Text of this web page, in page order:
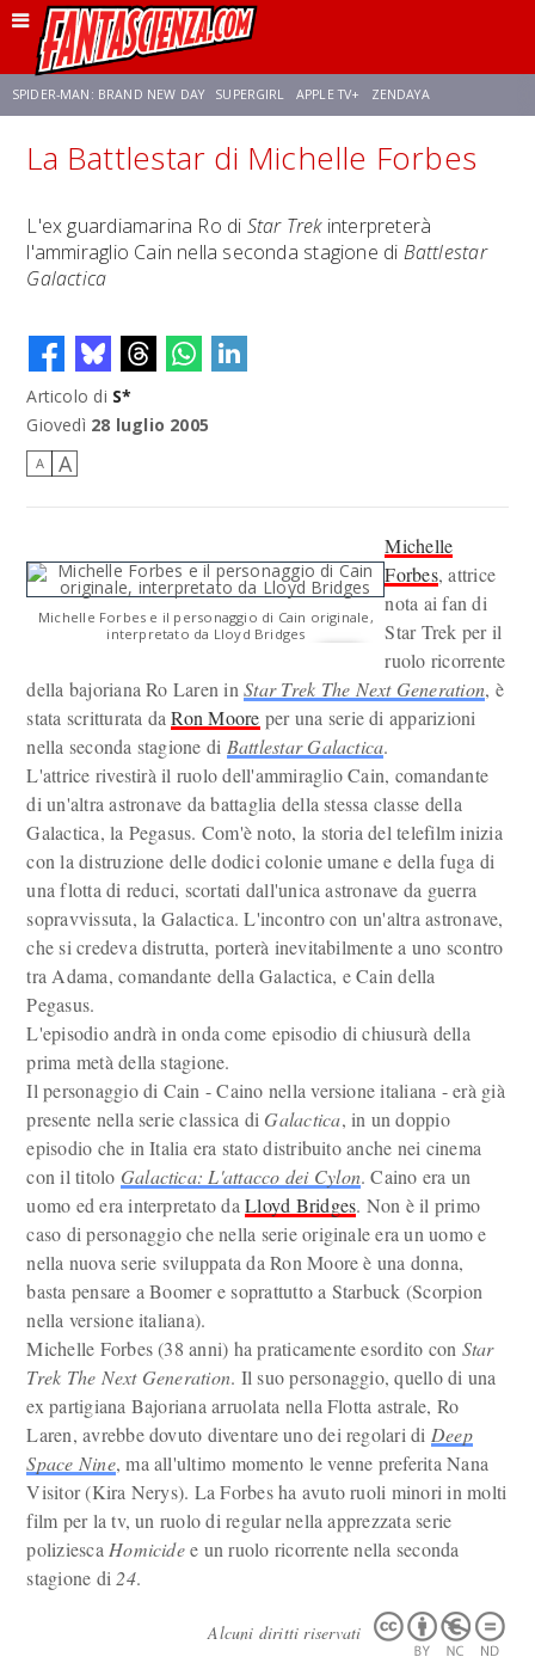
SPIDER-MAN: BRAND NEW DAY SUPERGIRL APPLE TV+ ZENDAYA
FRANCO RICCIARDIELLO AVENGERS: DOOMSDAY STAR TREK NETFLIX
SADIE SINK STAR TREK: STRANGE NEW WORLDS
La Battlestar di Michelle Forbes
L'ex guardiamarina Ro di Star Trekinterpreterà
l'ammiraglio Cain nella seconda stagione di Battlestar
Galactica
Articolo di S*
Giovedì 28 luglio 2005
A A
Michelle Forbes e il personaggio di Cain originale,
interpretato da Lloyd Bridges
Michelle
Forbes, attrice
nota ai fan di
Star Trek per il
ruolo ricorrente
della bajoriana Ro Laren inStar Trek The Next Generation, è
stata scritturata daRon Moore per una serie di apparizioni
nella seconda stagione di Battlestar Galactica.
L'attrice rivestirà il ruolo dell'ammiraglio Cain, comandante
di un'altra astronave da battaglia della stessa classe della
Galactica, la Pegasus. Com'è noto, la storia del telefilm inizia
con la distruzione delle dodici colonie umane e della fuga di
una flotta di reduci, scortati dall'unica astronave da guerra
sopravvissuta, la Galactica. L'incontro con un'altra astronave,
che si credeva distrutta, porterà inevitabilmente a uno scontro
tra Adama, comandante della Galactica, e Cain della
Pegasus.
L'episodio andrà in onda come episodio di chiusurà della
prima metà della stagione.
Il personaggio di Cain - Caino nella versione italiana - erà già
presente nella serie classica di Galactica, in un doppio
episodio che in Italia era stato distribuito anche nei cinema
con il titolo Galactica: L'attacco dei Cylon. Caino era un
uomo ed era interpretato daLloyd Bridges. Non è il primo
caso di personaggio che nella serie originale era un uomo e
nella nuova serie sviluppata da Ron Moore è una donna,
basta pensare a Boomer e soprattutto a Starbuck (Scorpion
nella versione italiana).
Michelle Forbes (38 anni) ha praticamente esordito con Star
Trek The Next Generation. Il suo personaggio, quello di una
ex partigiana Bajoriana arruolata nella Flotta astrale, Ro
Laren, avrebbe dovuto diventare uno dei regolari di Deep
Space Nine, ma all'ultimo momento le venne preferita Nana
Visitor (Kira Nerys). La Forbes ha avuto ruoli minori in molti
film per la tv, un ruolo di regular nella apprezzata serie
poliziesca Homicidee un ruolo ricorrente nella seconda
stagione di 24.
Alcuni diritti riservati